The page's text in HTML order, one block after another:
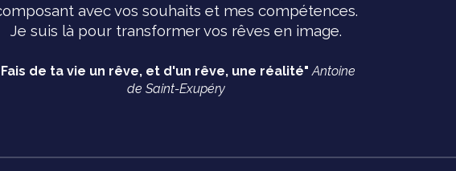
avec vos souhaits et mes compétences.
Je suis là pour transformer vos rêves en image.
de ta vie un rêve, et d'un rêve, une réalité" Antoine
de Saint-Exupéry